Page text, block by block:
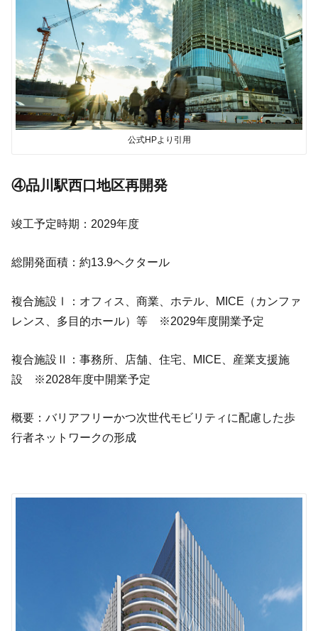
公式HPより引用
④品川駅西口地区再開発
竣工予定時期：2029年度
総開発面積：約13.9ヘクタール
複合施設Ⅰ：オフィス、商業、ホテル、MICE（カンファ
レンス、多目的ホール）等 ※2029年度開業予定
複合施設Ⅱ：事務所、店舗、住宅、MICE、産業支援施
設 ※2028年度中開業予定
概要：バリアフリーかつ次世代モビリティに配慮した歩
行者ネットワークの形成